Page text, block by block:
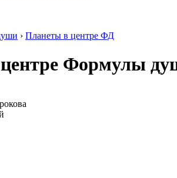
› Планеты в центре ФД
Формулы